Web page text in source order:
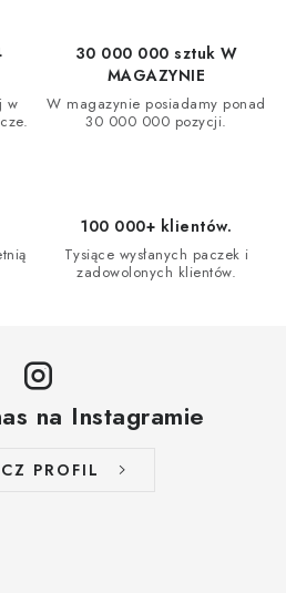
w
30 000 000 sztuk W
MAGAZYNIE
W magazynie posiadamy ponad
30 000 000 pozycji.
100 000+ klientów.
Tysiące wysłanych paczek i
zadowolonych klientów.
na Instagramie
PROFIL